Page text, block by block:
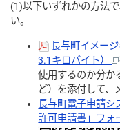
(1)以下いずれかの方法
い。
長与町イメー
3.1キロバイト）
使用するのか分か
ど）を添付して、
長与町電子申請シ
許可申請書」フォ